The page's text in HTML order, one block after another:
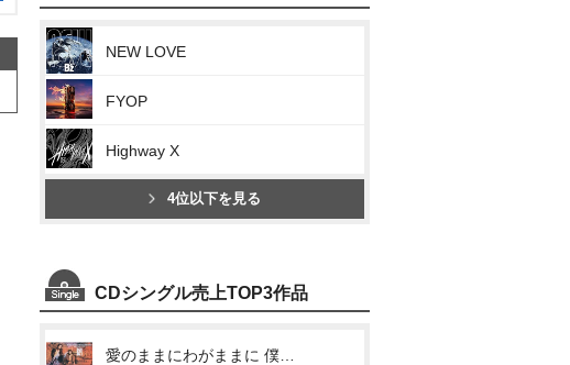
NEW LOVE
FYOP
Highway X
4位以下を見る
CDシングル売上TOP3作品